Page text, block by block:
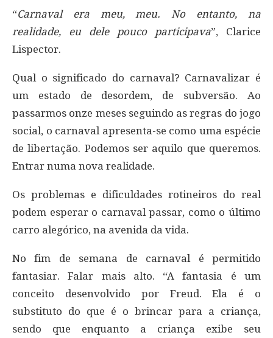
“Carnaval era meu, meu. No entanto, na
realidade, eu dele pouco participava”, Clarice
Lispector.
Qual o significado do carnaval? Carnavalizar é
um estado de desordem, de subversão. Ao
passarmos onze meses seguindo as regras do jogo
social, o carnaval apresenta-se como uma espécie
de libertação. Podemos ser aquilo que queremos.
Entrar numa nova realidade.
Os problemas e dificuldades rotineiros do real
podem esperar o carnaval passar, como o último
carro alegórico, na avenida da vida.
No fim de semana de carnaval é permitido
fantasiar. Falar mais alto. “A fantasia é um
conceito desenvolvido por Freud. Ela é o
substituto do que é o brincar para a criança,
sendo que enquanto a criança exibe seu